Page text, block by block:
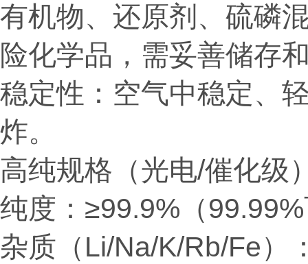
有机物、还原剂、硫磷
险化学品，需妥善储存
稳定性：空气中稳定、
炸。
高纯规格（光电/催化级
纯度：≥99.9%（
杂质（Li/Na/K/Rb/Fe）